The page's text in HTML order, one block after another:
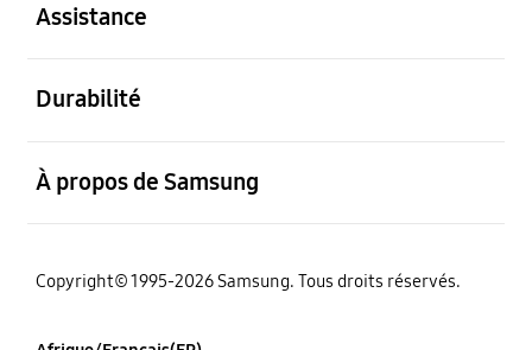
Assistance
Durabilité
À propos de Samsung
Copyright© 1995-2026 Samsung. Tous droits réservés.